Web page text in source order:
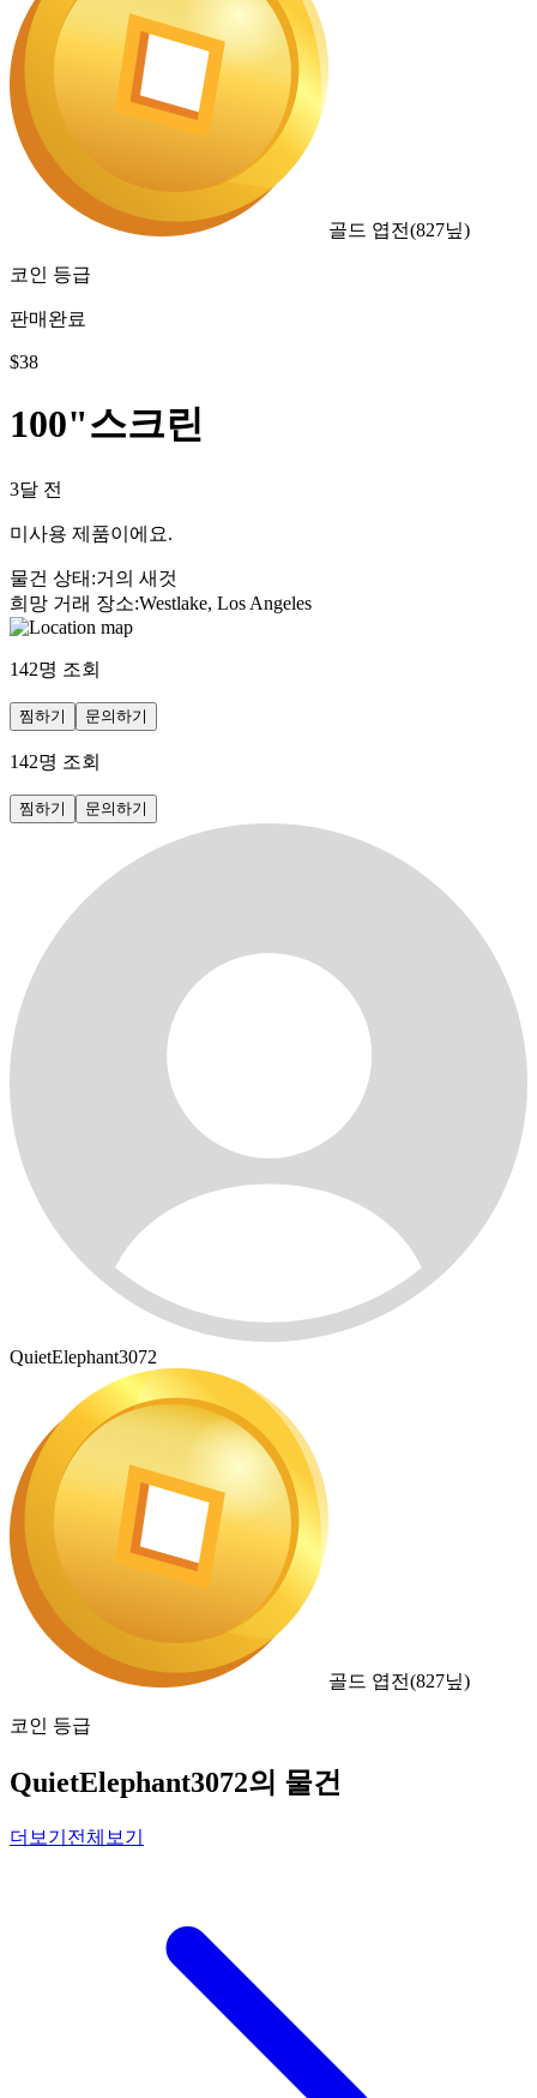
골드 엽전(827닢)
코인 등급
판매완료
$38
100"스크린
3달 전
미사용 제품이에요.
물건 상태 :거의 새것
희망 거래 장소:Westlake, Los Angeles
142명 조회
찜하기 문의하기
142명 조회
찜하기 문의하기
QuietElephant3072
골드 엽전(827닢)
코인 등급
QuietElephant3072의 물건
더보기 전체보기